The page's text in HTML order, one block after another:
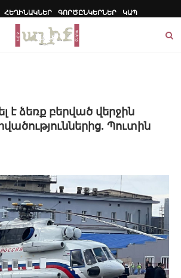
ՀԵՂԻՆԱԿՆԵՐ ԳՈՐԾԸՆԿԵՐՆԵՐ ԿԱՊ
է ձեռք բերված վերջին
Պուտին